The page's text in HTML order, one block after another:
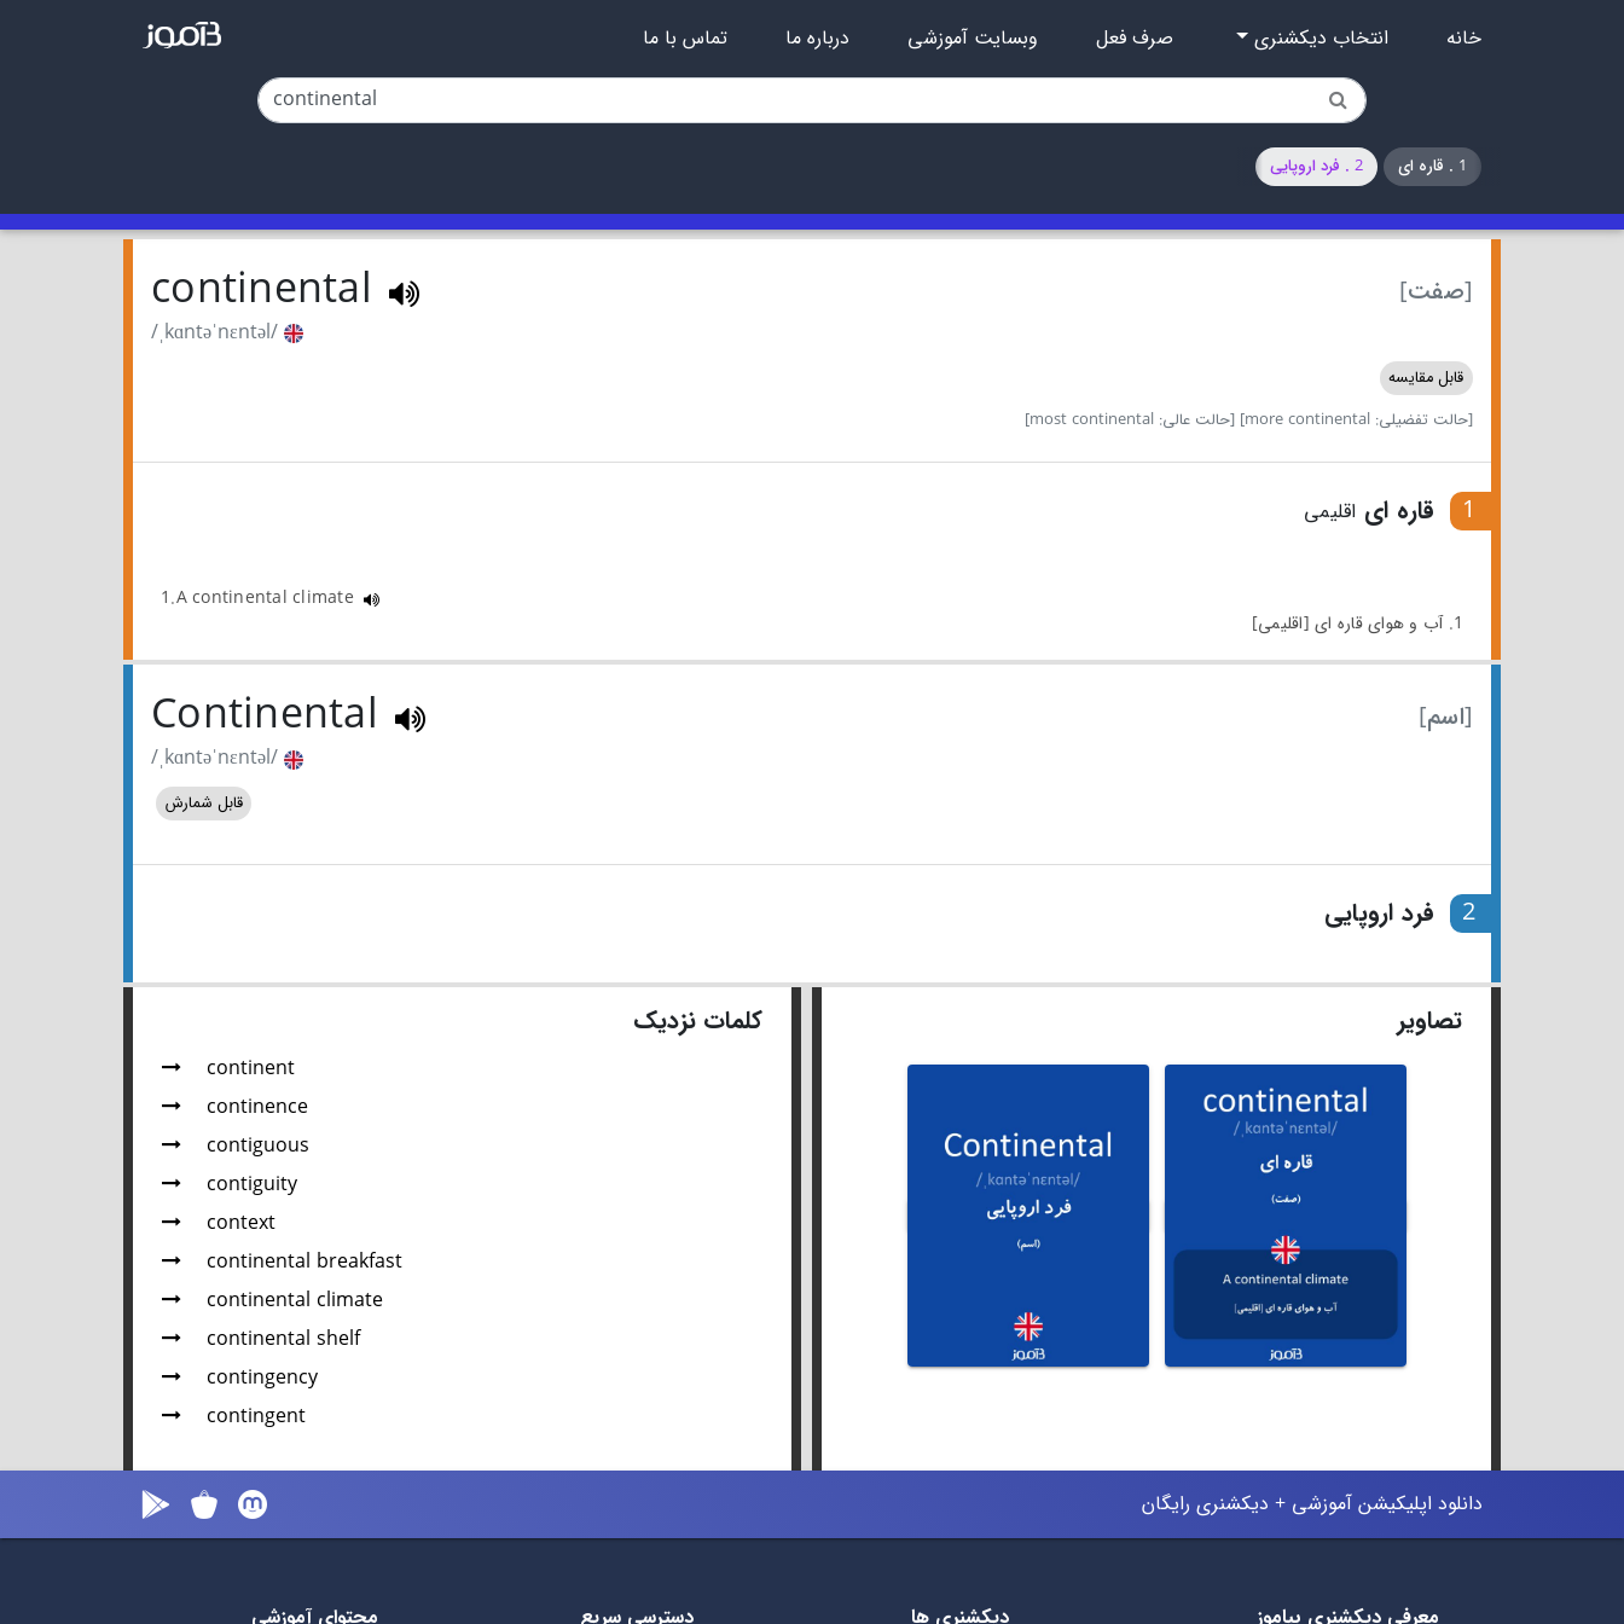
خانه انتخاب دیکشنری صرف فعل وبسایت آموزشی درباره ما تماس با ما
1 . قاره ای 2 . فرد اروپایی
[صفت] continental
/ˌkɑntəˈnɛntəl/
قابل مقایسه
[حالت تفضیلی: more continental]
[حالت عالی: most continental]
1 قاره ای اقلیمی
1.A continental climate
1. آب و هوای قاره ای [اقلیمی]
[اسم] Continental
/ˌkɑntəˈnɛntəl/
قابل شمارش
2 فرد اروپایی
تصاویر کلمات نزدیک
continent
continence
contiguous
contiguity
context
continental breakfast
continental climate
continental shelf
contingency
contingent
دانلود اپلیکیشن آموزشی + دیکشنری رایگان
معرفی دیکشنری بیاموز دیکشنری ها دسترسی سریع محتوای آموزشی